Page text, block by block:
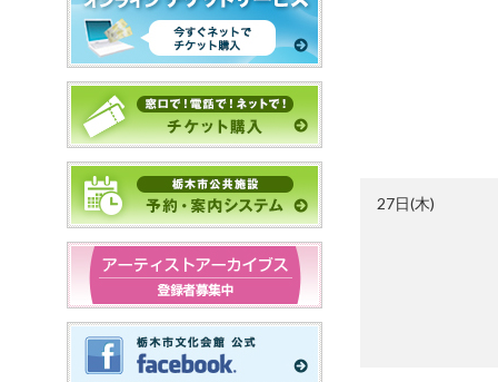
27日(木)